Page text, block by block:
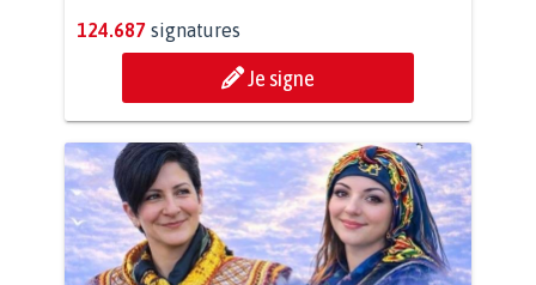
124.687 signatures
Je signe